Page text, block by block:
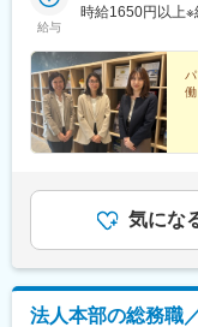
べられます♪＜勤
給与
時給1650円以上※
気にな
法人本部の総務職